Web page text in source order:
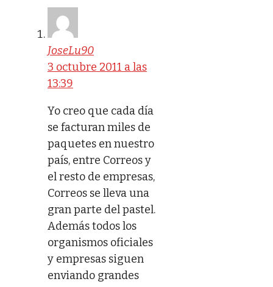
JoseLu90
3 octubre 2011 a las
13:39
Yo creo que cada día
se facturan miles de
paquetes en nuestro
país, entre Correos y
el resto de empresas,
Correos se lleva una
gran parte del pastel.
Además todos los
organismos oficiales
y empresas siguen
enviando grandes